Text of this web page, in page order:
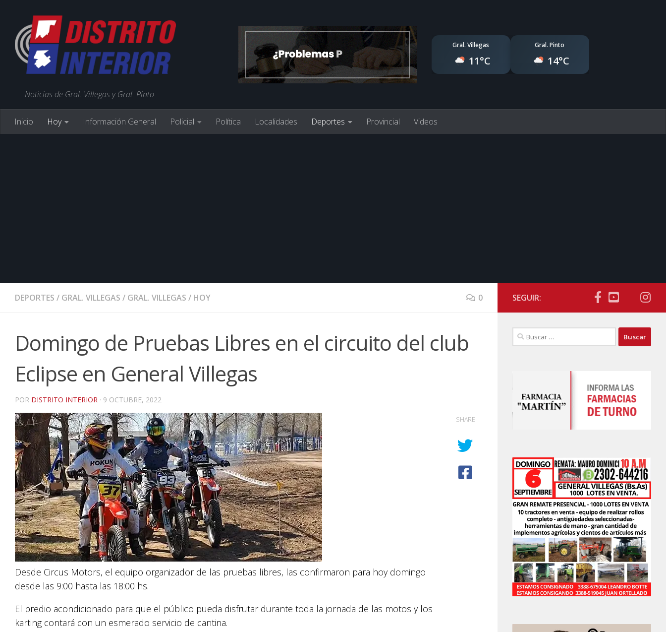
Noticias de Gral. Villegas y Gral. Pinto
Gral. Villegas
11°C
Gral. Pinto
14°C
Inicio Hoy Información General Policial Política Localidades Deportes Provincial Videos
DEPORTES / GRAL. VILLEGAS / GRAL. VILLEGAS / HOY 0
Domingo de Pruebas Libres en el circuito del club
Eclipse en General Villegas
POR DISTRITO INTERIOR · 9 OCTUBRE, 2022
Desde Circus Motors, el equipo organizador de las pruebas libres, las confirmaron para hoy domingo
desde las 9:00 hasta las 18:00 hs.
El predio acondicionado para que el público pueda disfrutar durante toda la jornada de las motos y los
karting contará con un esmerado servicio de cantina.
SHARE
SEGUIR:
Buscar: